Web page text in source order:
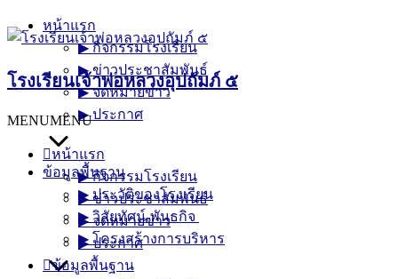
Skip
to
โรงเรียนเจ้าพ่อหลวงอุปถัมภ์ ๕
MENUMENU
หน้าแรก
▶︎ กิจกรรมโรงเรียน
▶︎ ข่าวประชาสัมพันธ์
▶︎ จดหมายข่าว
▶︎ ประกาศ
ข้อมูลพื้นฐาน
หน้าแรก
▶︎ กิจกรรมโรงเรียน
▶︎ ข่าวประชาสัมพันธ์
▶︎ จดหมายข่าว
▶︎ ประกาศ
ข้อมูลพื้นฐาน
▶︎ ประวัติของโรงเรียน
▶︎ วิสัยทัศน์-พันธกิจ
▶︎ โครงสร้างการบริหาร